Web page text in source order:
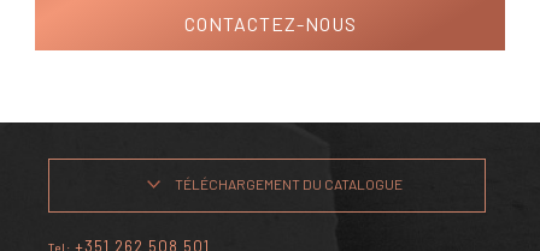
CONTACTEZ-NOUS
TÉLÉCHARGEMENT DU CATALOGUE
Tel: +351 262 508 501